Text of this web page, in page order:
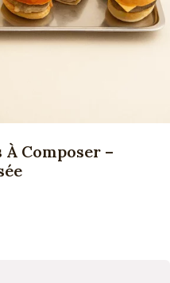
Composer –